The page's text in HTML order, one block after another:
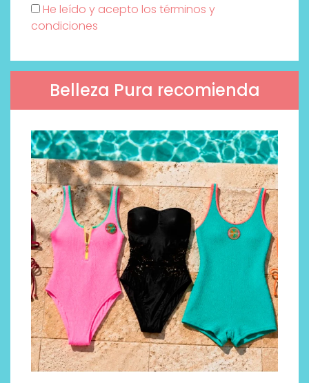
He leído y acepto los términos y
condiciones
Belleza Pura recomienda